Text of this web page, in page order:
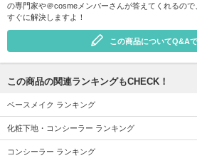
の専門家や＠cosmeメンバーさんが答えてくれるの
すぐに解決しますよ！
この商品についてQ&A
この商品の関連ランキングもCHECK！
ベースメイク ランキング
化粧下地・コンシーラー ランキング
コンシーラー ランキング